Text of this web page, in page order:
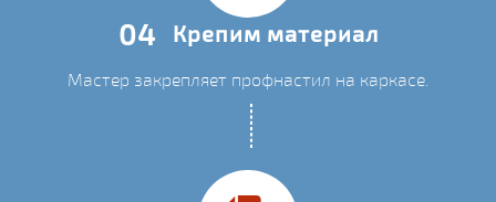
04 Крепим материал
Мастер закрепляет профнастил на каркасе.